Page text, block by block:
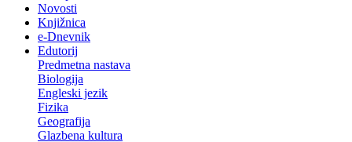
Novosti
Knjižnica
e-Dnevnik
Edutorij
Predmetna nastava
Biologija
Engleski jezik
Fizika
Geografija
Glazbena kultura